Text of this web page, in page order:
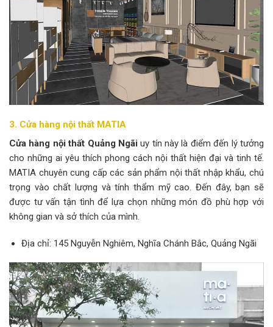
3. Cửa hàng nội thất MATIA
Cửa hàng nội thất Quảng Ngãi uy tín này là điểm đến lý tưởng
cho những ai yêu thích phong cách nội thất hiện đại và tinh tế.
MATIA chuyên cung cấp các sản phẩm nội thất nhập khẩu, chú
trọng vào chất lượng và tính thẩm mỹ cao. Đến đây, bạn sẽ
được tư vấn tận tình để lựa chọn những món đồ phù hợp với
không gian và sở thích của mình.
Địa chỉ: 145 Nguyễn Nghiêm, Nghĩa Chánh Bắc, Quảng Ngãi